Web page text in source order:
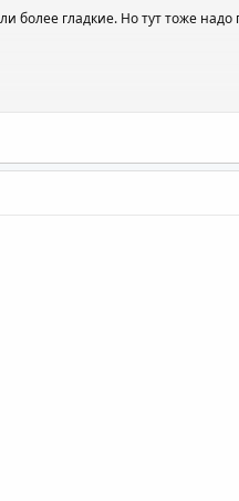
более гладкие. Но тут тоже